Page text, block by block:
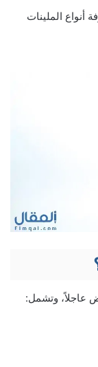
أنواع الملينات
عاجلاً، وتشمل: